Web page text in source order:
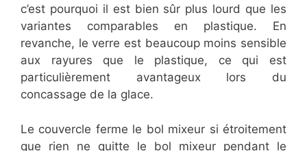
c’est pourquoi il est bien sûr plus lourd que les
variantes comparables en plastique. En
revanche, le verre est beaucoup moins sensible
aux rayures que le plastique, ce qui est
particulièrement avantageux lors du
concassage de la glace.
Le couvercle ferme le bol mixeur si étroitement
que rien ne quitte le bol mixeur pendant le